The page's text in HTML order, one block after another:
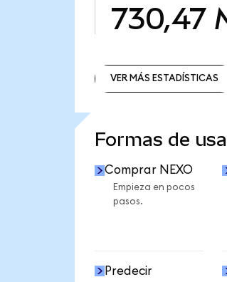
730,47
VER MÁS ESTADÍSTICAS
Formas de
Comprar NEXO
Empieza en pocos
pasos.
Predecir